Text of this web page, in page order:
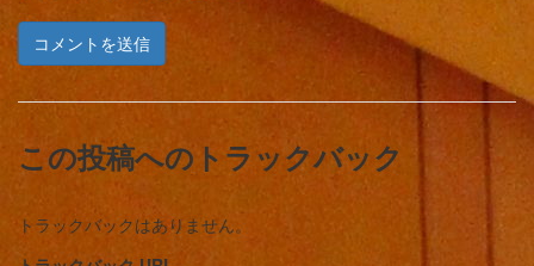
この投稿へのトラックバック
トラックバックはありません。